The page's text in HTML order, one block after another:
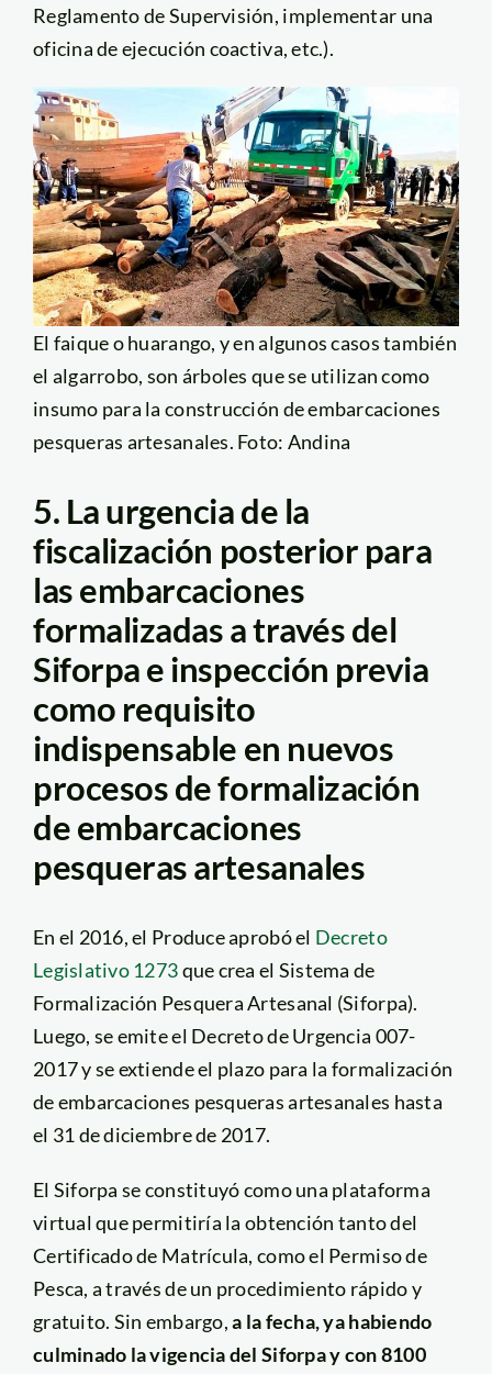
Reglamento de Supervisión, implementar una
oficina de ejecución coactiva, etc.).
El faique o huarango, y en algunos casos también
el algarrobo, son árboles que se utilizan como
insumo para la construcción de embarcaciones
pesqueras artesanales. Foto: Andina
5. La urgencia de la
fiscalización posterior para
las embarcaciones
formalizadas a través del
Siforpa e inspección previa
como requisito
indispensable en nuevos
procesos de formalización
de embarcaciones
pesqueras artesanales
En el 2016, el Produce aprobó el Decreto
Legislativo 1273que crea el Sistema de
Formalización Pesquera Artesanal (Siforpa).
Luego, se emite el Decreto de Urgencia 007-
2017 y se extiende el plazo para la formalización
de embarcaciones pesqueras artesanales hasta
el 31 de diciembre de 2017.
El Siforpa se constituyó como una plataforma
virtual que permitiría la obtención tanto del
Certificado de Matrícula, como el Permiso de
Pesca, a través de un procedimiento rápido y
gratuito. Sin embargo,a la fecha, ya habiendo
culminado la vigencia del Siforpa y con 8100